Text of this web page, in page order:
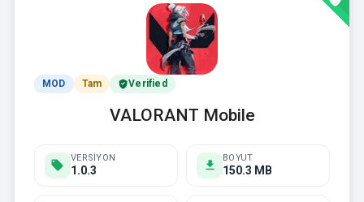
MOD Tam Verified
VALORANT Mobile
VERSIYON
1.0.3
BOYUT
150.3 MB